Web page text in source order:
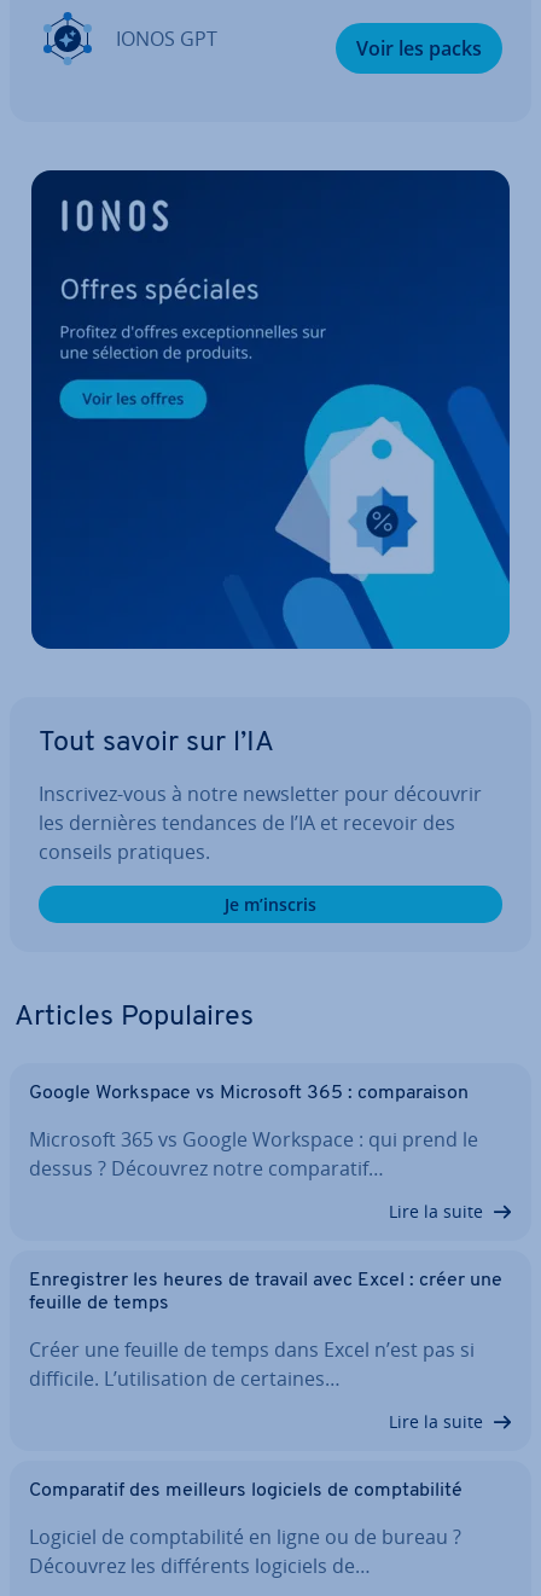
IONOS GPT Voir les packs
Tout savoir sur l’IA
Inscrivez-vous à notre news­let­ter pour découvrir
les dernières tendances de l’IA et recevoir des
conseils pratiques.
Je m’inscris
Articles Po­pu­laires
Google Workspace vs Microsoft 365 : com­pa­rai­son
Microsoft 365 vs Google Workspace : qui prend le
dessus ? Découvrez notre com­pa­ra­tif…
Lire la suite
En­re­gis­trer les heures de travail avec Excel : créer une
feuille de temps
Créer une feuille de temps dans Excel n’est pas si
difficile. L’uti­li­sa­tion de certaines…
Lire la suite
Com­pa­ra­tif des meilleurs logiciels de comp­ta­bi­lité
Logiciel de comp­ta­bi­lité en ligne ou de bureau ?
Découvrez les dif­fé­rents logiciels de…